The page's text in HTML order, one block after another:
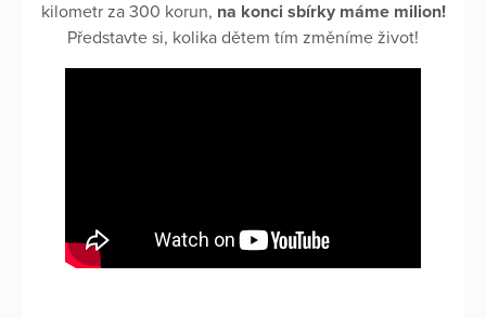
kilometr za 300 korun, na konci sbírky máme milion!
Představte si, kolika dětem tím změníme život!